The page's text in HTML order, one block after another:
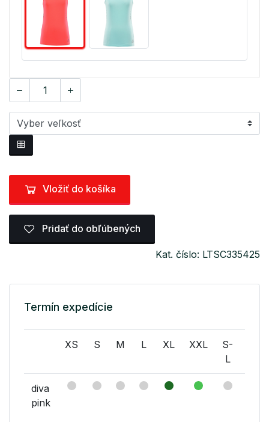
Vložiť do košíka
Pridať do obľúbených
Kat. číslo: LTSC335425
Termín expedície
XS S M L XL XXL
S-
L
diva
pink